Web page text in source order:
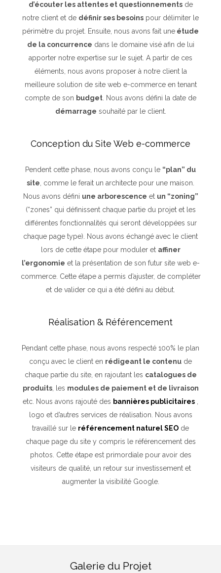
d’écouter les attentes et questionnementsde
notre client et de définir ses besoins pour délimiter le
périmètre du projet. Ensuite, nous avons fait une étude
de la concurrence dans le domaine visé afin de lui
apporter notre expertise sur le sujet. A partir de ces
éléments, nous avons proposer à notre client la
meilleure solution de site web e-commerce en tenant
compte de son budget. Nous avons défini la date de
démarrage souhaité par le client.
Conception du Site Web e-commerce
Pendent cette phase, nous avons conçu le “plan” du
site, comme le ferait un architecte pour une maison.
Nous avons défini une arborescence et un “zoning”
(“zones” qui définissent chaque partie du projet et les
différentes fonctionnalités qui seront développées sur
chaque page type). Nous avons échangé avec le client
lors de cette étape pour moduler et affiner
l’ergonomie et la présentation de son futur site web e-
commerce. Cette étape a permis d’ajuster, de compléter
et de valider ce qui a été défini au début.
Réalisation & Référencement
Pendant cette phase, nous avons respecté 100% le plan
conçu avec le client en rédigeant le contenu de
chaque partie du site, en rajoutant les catalogues de
produits, les modules de paiement et de livraison
etc. Nous avons rajouté des bannières publicitaires ,
logo et d’autres services de réalisation. Nous avons
travaillé sur le référencement naturel SEO de
chaque page du site y compris le référencement des
photos. Cette étape est primordiale pour avoir des
visiteurs de qualité, un retour sur investissement et
augmenter la visibilité Google.
Galerie du Projet